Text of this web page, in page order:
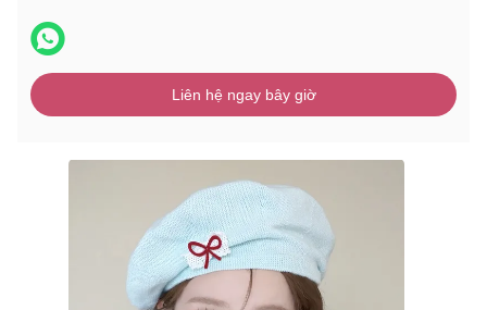
Liên hệ ngay bây giờ